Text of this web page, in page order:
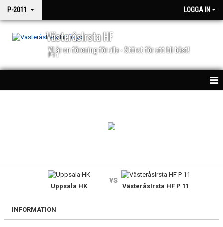
P-2011 LOGGA IN
VästeråsIrsta HF
VI är en förening för alla - Störst för att bli bäst!
P11
BILDGALLERI
Uppsala HK
vs
VästeråsIrsta HF P 11
INFORMATION